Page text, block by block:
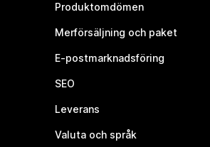
Produktomdömen
Merförsäljning och paket
E-postmarknadsföring
SEO
Leverans
Valuta och språk